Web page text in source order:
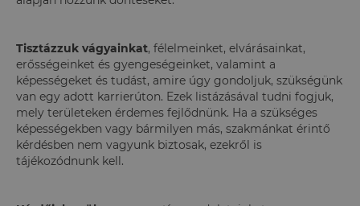
Tisztázzuk vágyainkat, félelmeinket, elvárásainkat,
erősségeinket és gyengeségeinket, valamint a
képességeket és tudást, amire úgy gondoljuk, szükségünk
van egy adott karrierúton. Ezek listázásával tudni fogjuk,
mely területeken érdemes fejlődnünk. Ha a szükséges
képességekben vagy bármilyen más, szakmánkat érintő
kérdésben nem vagyunk biztosak, ezekről is
tájékozódnunk kell.